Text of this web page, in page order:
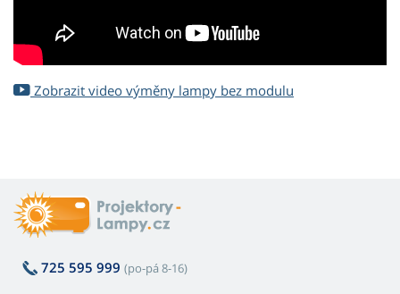
Zobrazit video výměny lampy bez modulu
725 595 999 (po-pá 8-16)